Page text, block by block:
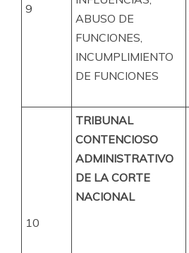
9
ABUSO DE
FUNCIONES,
INCUMPLIMIENTO
DE FUNCIONES
10
TRIBUNAL
CONTENCIOSO
ADMINISTRATIVO
DE LA CORTE
NACIONAL